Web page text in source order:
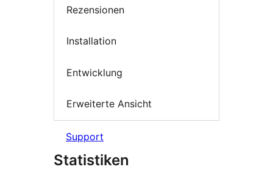
Rezensionen
Installation
Entwicklung
Erweiterte Ansicht
Support
Statistiken